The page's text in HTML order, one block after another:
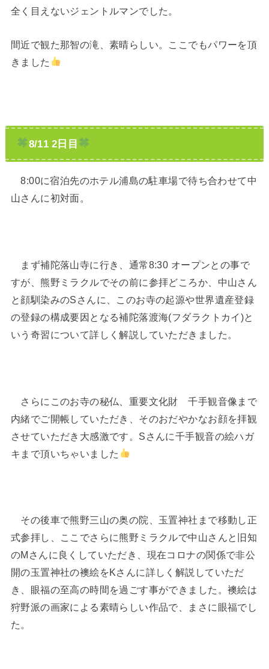
全く目えないジェントルマンでした。
間近で観た那智の滝、素晴らしい。ここでもパワーを頂
きました
8/11 2日目
8:00に宿泊先のホテル浦島の駐車場で待ち合わせて中
山さんに初対面。
まず補陀落山寺に行き、通常8:30 オープンとの事で
すが、熊野ミラクルでその前に参拝どころか、中山さん
と顔馴染みのSさんに、このお寺の起源や世界遺産登録
の登録の構成要因となる補陀落渡海(フダラクトカイ)と
いう奇習について詳しく解説していただきました。
さらにこのお寺の秘仏、重要文化財 千手観音像まで
内緒でご開帳していただき、そのおだやかなお顔を拝観
させていただき大感激です。Sさんに千手観音の絵ハガ
キまで頂いちゃいました
その後車で熊野三山の奥の院、玉置神社まで移動し正
式参拝し、ここでさらに熊野ミラクルで中山さんと旧知
のMさんに良くしていただき、現在コロナの関係で非公
開の玉置神社の襖絵をKさんに詳しく解説していただ
き、眼福の至高の時間を過ごす事ができました。襖絵は
狩野派の画家による素晴らしい作品で、まさに眼福でし
た。